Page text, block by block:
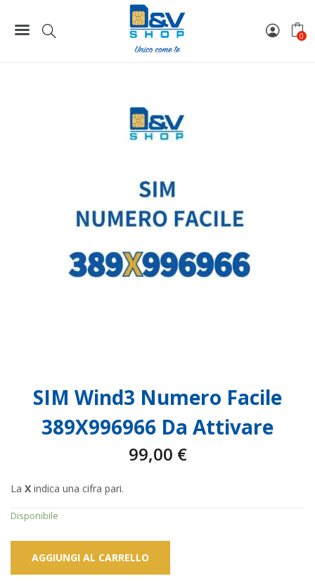
0
SIM Wind3 Numero Facile 389X996966 Da Attivare
SIM Wind3 Numero Facile
389X996966 Da Attivare
99,00 €
La X indica una cifra pari.
Disponibile
AGGIUNGI AL CARRELLO